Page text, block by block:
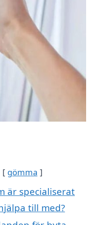
gömma
är specialiserat
till med?